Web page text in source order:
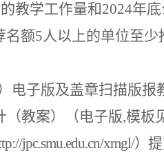
教学工作量和2024年
额5人以上的单位至少
电子版及盖章扫描版报
教案）（电子版,模板
jpc.smu.edu.cn/xmgl/）